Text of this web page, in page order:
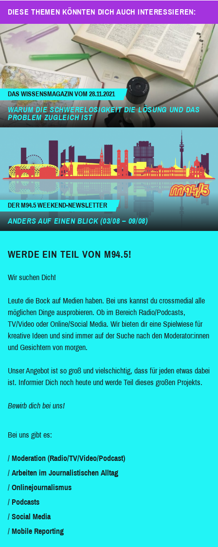
DIESE THEMEN KÖNNTEN DICH AUCH INTERESSIEREN:
DAS WISSENSMAGAZIN VOM 28.11.2021
WARUM DIE SCHWERELOSIGKEIT DIE LÖSUNG UND DAS
PROBLEM ZUGLEICH IST
DER M94.5 WEEKEND-NEWSLETTER
ANDERS AUF EINEN BLICK (03/08 – 09/08)
WERDE EIN TEIL VON M94.5!
Wir suchen Dich!
Leute die Bock auf Medien haben. Bei uns kannst du crossmedial alle
möglichen Dinge ausprobieren. Ob im Bereich Radio/Podcasts,
TV/Video oder Online/Social Media. Wir bieten dir eine Spielwiese für
kreative Ideen und sind immer auf der Suche nach den Moderator:innen
und Gesichtern von morgen.
Unser Angebot ist so groß und vielschichtig, dass für jeden etwas dabei
ist. Informier Dich noch heute und werde Teil dieses großen Projekts.
Bewirb dich bei uns!
Bei uns gibt es:
Moderation (Radio/TV/Video/Podcast)
Arbeiten im Journalistischen Alltag
Onlinejournalismus
Podcasts
Social Media
Mobile Reporting